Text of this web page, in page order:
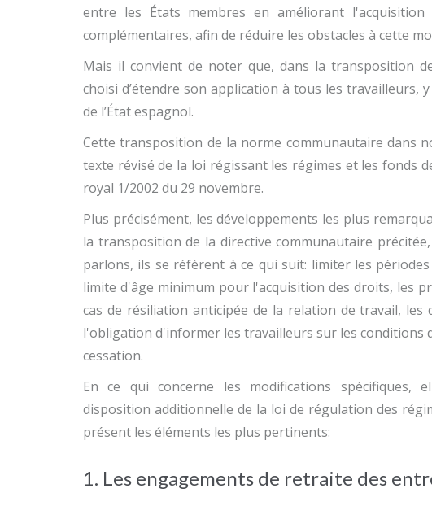
entre les États membres en améliorant
complémentaires, afin de réduire les obstacles à cette
Mais il convient de noter que, dans la transposition
choisi d’étendre son application à tous les travailleurs,
de l’État espagnol.
Cette transposition de la norme communautaire dans
texte révisé de la loi régissant les régimes et les fonds
royal 1/2002 du 29 novembre.
Plus précisément, les développements les plus
la transposition de la directive communautaire
parlons, ils se réfèrent à ce qui suit: limiter les
limite d'âge minimum pour l'acquisition des droits, les
cas de résiliation anticipée de la relation de travail,
l'obligation d'informer les travailleurs sur les conditions
cessation.
En ce qui concerne les modifications spécifiques,
disposition additionnelle de la loi de régulation des
présent les éléments les plus pertinents:
1. Les engagements de retraite des